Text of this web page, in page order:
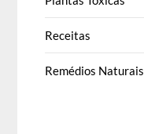
Receitas
Remédios Naturais